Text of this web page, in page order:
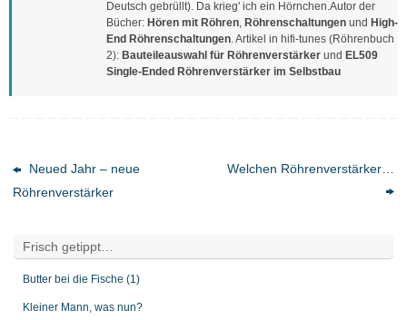
Deutsch gebrüllt). Da krieg' ich ein Hörnchen.Autor der
Bücher: Hören mit Röhren, Röhrenschaltungen und High-
End Röhrenschaltungen. Artikel in hifi-tunes (Röhrenbuch
2): Bauteileauswahl für Röhrenverstärker und EL509
Single-Ended Röhrenverstärker im Selbstbau
Neued Jahr – neue
Röhrenverstärker
Welchen Röhrenverstärker…
Frisch getippt…
Butter bei die Fische (1)
Kleiner Mann, was nun?